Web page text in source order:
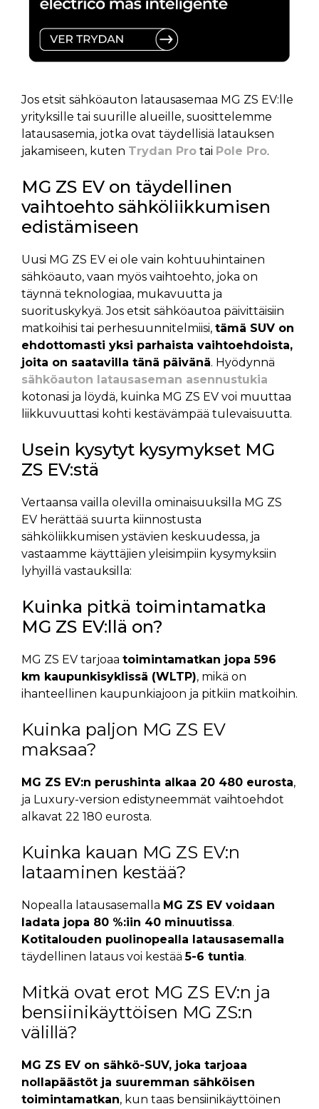
Jos etsit sähköauton latausasemaa MG ZS EV:lle
yrityksille tai suurille alueille, suosittelemme
latausasemia, jotka ovat täydellisiä latauksen
jakamiseen, kuten Trydan Pro tai Pole Pro.
MG ZS EV on täydellinen
vaihtoehto sähköliikkumisen
edistämiseen
Uusi MG ZS EV ei ole vain kohtuuhintainen
sähköauto, vaan myös vaihtoehto, joka on
täynnä teknologiaa, mukavuutta ja
suorituskykyä. Jos etsit sähköautoa päivittäisiin
matkoihisi tai perhesuunnitelmiisi, tämä SUV on
ehdottomasti yksi parhaista vaihtoehdoista,
joita on saatavilla tänä päivänä. Hyödynnä
sähköauton latausaseman asennustukia
kotonasi ja löydä, kuinka MG ZS EV voi muuttaa
liikkuvuuttasi kohti kestävämpää tulevaisuutta.
Usein kysytyt kysymykset MG
ZS EV:stä
Vertaansa vailla olevilla ominaisuuksilla MG ZS
EV herättää suurta kiinnostusta
sähköliikkumisen ystävien keskuudessa, ja
vastaamme käyttäjien yleisimpiin kysymyksiin
lyhyillä vastauksilla:
Kuinka pitkä toimintamatka
MG ZS EV:llä on?
MG ZS EV tarjoaa toimintamatkan jopa 596
km kaupunkisyklissä (WLTP), mikä on
ihanteellinen kaupunkiajoon ja pitkiin matkoihin.
Kuinka paljon MG ZS EV
maksaa?
MG ZS EV:n perushinta alkaa 20 480 eurosta,
ja Luxury-version edistyneemmät vaihtoehdot
alkavat 22 180 eurosta.
Kuinka kauan MG ZS EV:n
lataaminen kestää?
Nopealla latausasemalla MG ZS EV voidaan
ladata jopa 80 %:iin 40 minuutissa.
Kotitalouden puolinopealla latausasemalla
täydellinen lataus voi kestää5-6 tuntia.
Mitkä ovat erot MG ZS EV:n ja
bensiinikäyttöisen MG ZS:n
välillä?
MG ZS EV on sähkö-SUV, joka tarjoaa
nollapäästöt ja suuremman sähköisen
toimintamatkan, kun taas bensiinikäyttöinen